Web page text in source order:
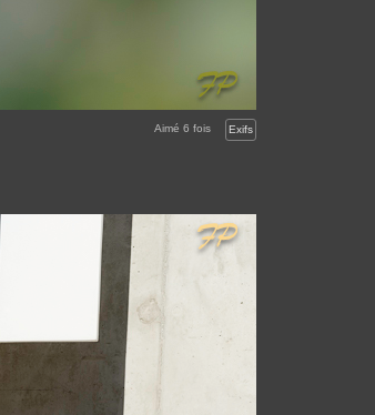
Aimé 6 fois Exifs